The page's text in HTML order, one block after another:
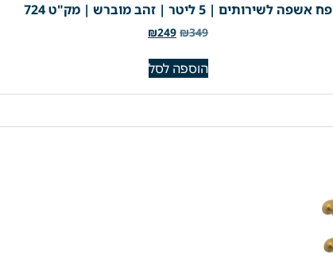
פח אשפה לשירותים | 5 ליטר | זהב מוברש | מק"ט 724
₪349
₪249
הוספה לסל